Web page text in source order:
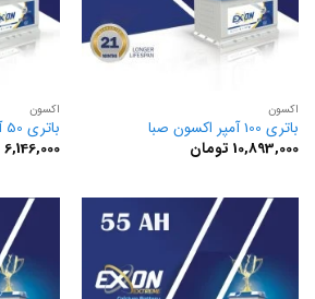
اکسون
باتری 100 آمپر اکسون صبا
10,893,000 تومان
اکسون
باتری 50 آمپر اکسون صبا
6,146,000